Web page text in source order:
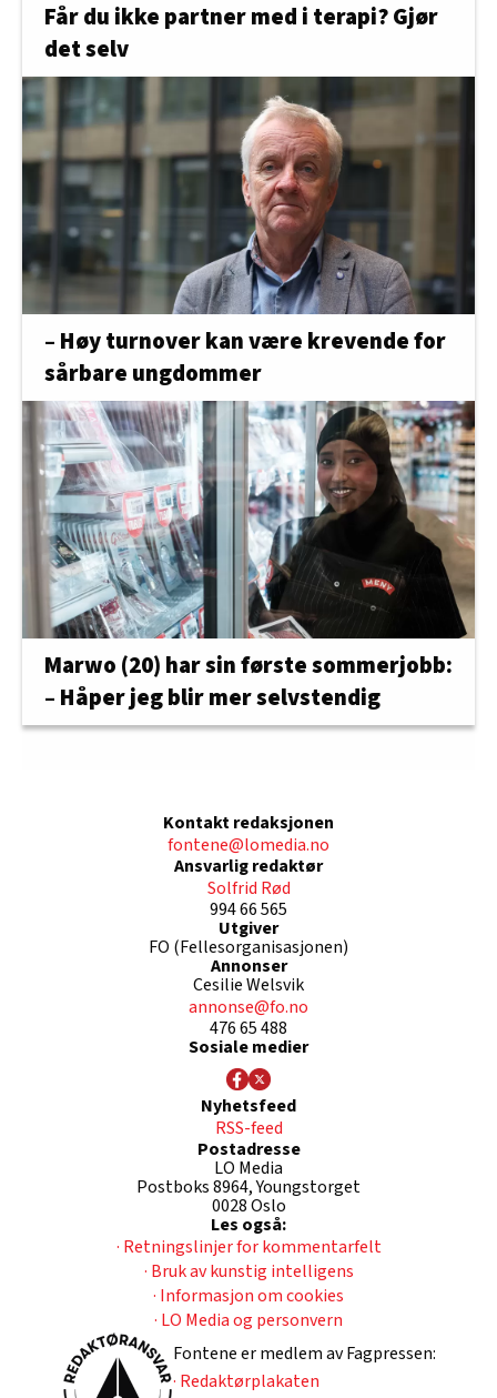
Får du ikke partner med i terapi? Gjør
det selv
– Høy turnover kan være krevende for
sårbare ungdommer
Marwo (20) har sin første sommerjobb:
– Håper jeg blir mer selvstendig
Kontakt redaksjonen
fontene@lomedia.no
Ansvarlig redaktør
Solfrid Rød
994 66 565
Utgiver
FO (Fellesorganisasjonen)
Annonser
Cesilie Welsvik
annonse@fo.no
476 65 488
Sosiale medier
Nyhetsfeed
RSS-feed
Postadresse
LO Media
Postboks 8964, Youngstorget
0028 Oslo
Les også:
· Retningslinjer for kommentarfelt
· Bruk av kunstig intelligens
· Informasjon om cookies
· LO Media og personvern
Fontene er medlem av Fagpressen:
· Redaktørplakaten